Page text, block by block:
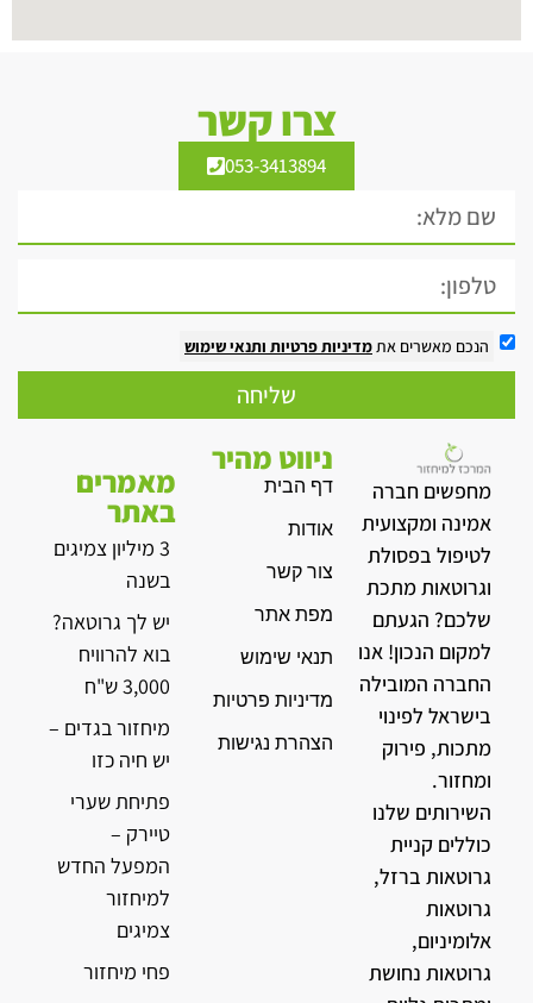
צרו קשר
053-3413894
הנכם מאשרים אתמדיניות פרטיות ותנאי שימוש
שליחה
מחפשים חברה
אמינה ומקצועית
לטיפול בפסולת
וגרוטאות מתכת
שלכם? הגעתם
למקום הנכון! אנו
החברה המובילה
בישראל לפינוי
מתכות, פירוק
ומחזור.
השירותים שלנו
כוללים קניית
גרוטאות ברזל,
גרוטאות
אלומיניום,
גרוטאות נחושת
ניווט מהיר
דף הבית
אודות
צור קשר
מפת אתר
תנאי שימוש
מדיניות פרטיות
הצהרת נגישות
מאמרים
באתר
3 מיליון צמיגים
בשנה
יש לך גרוטאה?
בוא להרוויח
3,000 ש"ח
מיחזור בגדים –
יש חיה כזו
פתיחת שערי
טיירק –
המפעל החדש
למיחזור
צמיגים
פחי מיחזור